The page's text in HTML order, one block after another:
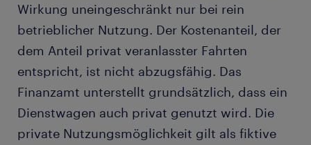
Wirkung uneingeschränkt nur bei rein
betrieblicher Nutzung. Der Kostenanteil, der
dem Anteil privat veranlasster Fahrten
entspricht, ist nicht abzugsfähig. Das
Finanzamt unterstellt grundsätzlich, dass ein
Dienstwagen auch privat genutzt wird. Die
private Nutzungsmöglichkeit gilt als fiktive